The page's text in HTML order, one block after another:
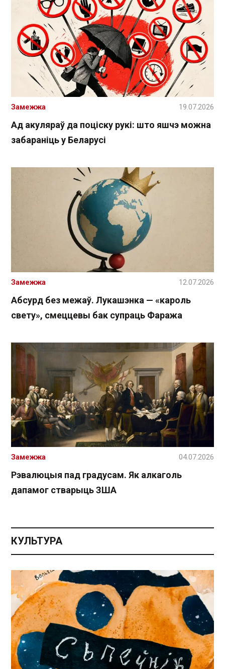
Ад акуляраў да поціску рукі: што яшчэ можна
забараніць у Беларусі
Замежжа 19.07.2026
Абсурд без межаў. Лукашэнка — «кароль
свету», смеццевы бак супраць Фаража
Замежжа 12.07.2026
Рэвалюцыя пад градусам. Як алкаголь
дапамог стварыць ЗША
Замежжа 04.07.2026
КУЛЬТУРА